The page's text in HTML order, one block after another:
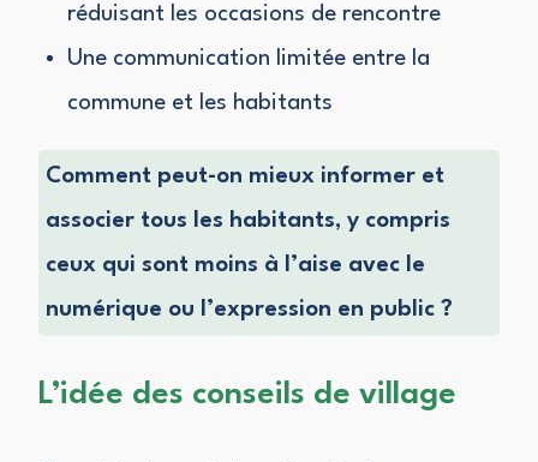
réduisant les occasions de rencontre
Une communication limitée entre la
commune et les habitants
Comment peut-on mieux informer et
associer tous les habitants, y compris
ceux qui sont moins à l’aise avec le
numérique ou l’expression en public ?
L’idée des conseils de village